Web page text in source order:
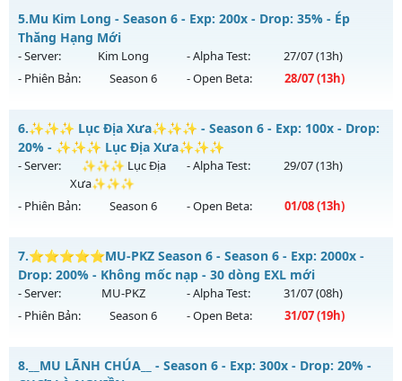
Thể loại: Mu Bán Đồ Full Trong Shop
Antihack: UGK
Siêu phẩm SS6 2026 - Boss drop 1h/lần, Set tân thủ free
Mu mới ra tháng 07 2026 - Mở máy chủ
ngày 30/07/2626
Exp: 9999x - Drop: 90%
Thể loại: Mu Bán Đồ Full Trong Shop
Antihack: Phoenix 2026
5.Mu Kim Long - Season 6 - Exp: 200x - Drop: 35% - Ép
Thăng Hạng Mới
- Server: Kim Long - Alpha Test: 27/07(13h)
- Phiên Bản:
Season 6 - Open Beta: 28/07(13h)
Mu Kim Long - Ép Thăng Hạng Mới
Mu mới ra tháng 07 2026 - Mở máy chủ
ngày 28/07/2626
Exp: 200x - Drop: 35%
Thể loại: Mu Custom thêm đồ mới
Antihack: CheatGuard
6.✨✨✨ Lục Địa Xưa✨✨✨ - Season 6 - Exp: 100x - Drop:
20% - ✨✨✨ Lục Địa Xưa✨✨✨
- Server:
✨✨✨ Lục Địa
Xưa✨✨✨
- Alpha Test: 29/07(13h)
- Phiên Bản: Season 6 - Open Beta: 01/08(13h)
✨✨✨ Lục Địa Xưa✨✨✨ - ✨✨✨ Lục Địa Xưa✨✨✨
Mu mới ra tháng 08 2026 - Mở máy chủ ✨✨✨ Lục Địa
Xưa✨✨✨
vào 13h ngày 01/08/2626
Exp: 100x - Drop: 20%
Thể loại: Mu Nguyên bản Webzen
7.⭐⭐⭐⭐⭐MU-PKZ Season 6 - Season 6 - Exp: 2000x -
Drop: 200% - Không mốc nạp - 30 dòng EXL mới
- Server: MU-PKZ - Alpha Test: 31/07(08h)
- Phiên Bản:
Season 6 - Open Beta: 31/07(19h)
⭐⭐⭐⭐⭐MU-PKZ Season 6 - Không mốc nạp - 30 dòng
EXL mới
8. __MU LÃNH CHÚA__ - Season 6 - Exp: 300x - Drop: 20% -